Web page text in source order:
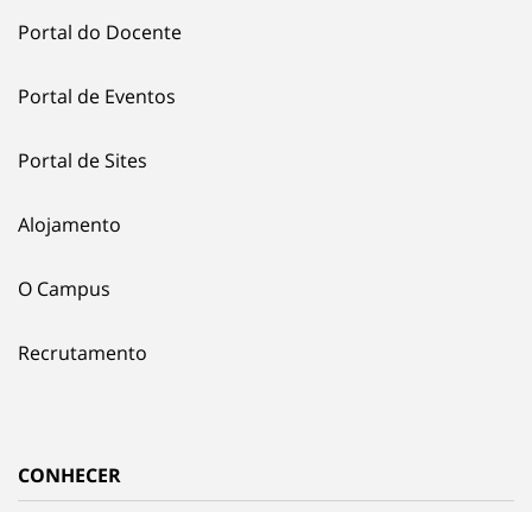
Portal do Docente
Portal de Eventos
Portal de Sites
Alojamento
O Campus
Recrutamento
CONHECER